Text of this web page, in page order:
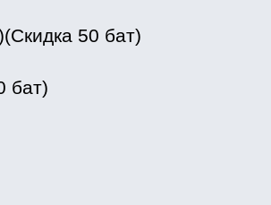
50 бат)
бат)